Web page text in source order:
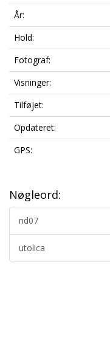
År:
Hold:
Fotograf:
Visninger:
Tilføjet:
Opdateret:
GPS:
Nøgleord:
nd07
utolica